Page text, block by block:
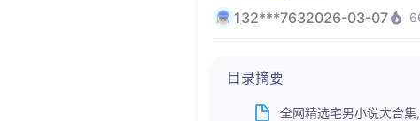
132***7632026-03-07
目录摘要
全网精选宅男小说大合